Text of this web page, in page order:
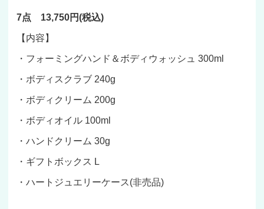
7点 13,750円(税込)
【内容】
・フォーミングハンド＆ボディウォッシュ 300ml
・ボディスクラブ 240g
・ボディクリーム 200g
・ボディオイル 100ml
・ハンドクリーム 30g
・ギフトボックス L
・ハートジュエリーケース(非売品)